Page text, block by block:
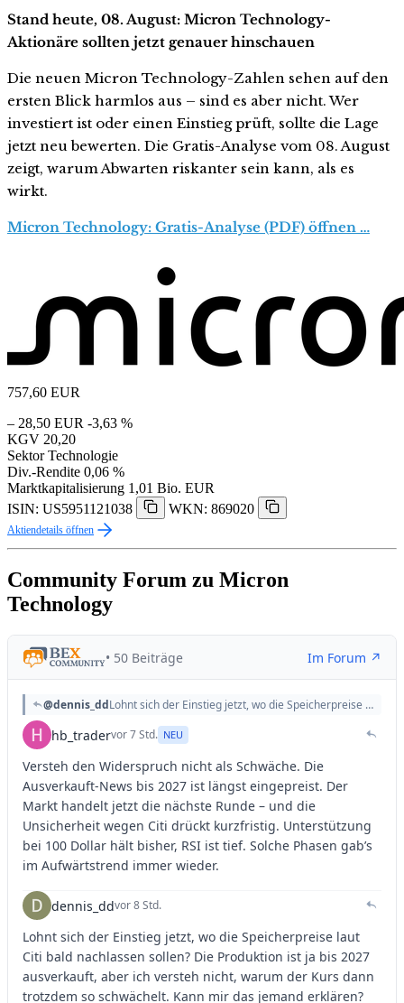
Stand heute, 08. August: Micron Technology-
Aktionäre sollten jetzt genauer hinschauen
Die neuen Micron Technology-Zahlen sehen auf den
ersten Blick harmlos aus – sind es aber nicht. Wer
investiert ist oder einen Einstieg prüft, sollte die Lage
jetzt neu bewerten. Die Gratis-Analyse vom 08. August
zeigt, warum Abwarten riskanter sein kann, als es
wirkt.
Micron Technology: Gratis-Analyse (PDF) öffnen …
757,60 EUR
– 28,50 EUR -3,63 %
KGV 20,20
Sektor Technologie
Div.-Rendite 0,06 %
Marktkapitalisierung 1,01 Bio. EUR
ISIN: US5951121038
WKN: 869020
Aktiendetails öffnen
Community Forum zu Micron
Technology